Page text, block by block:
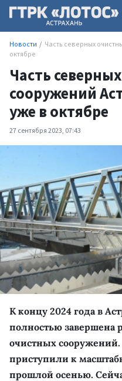
Новости
Часть северных
октябре
Часть
сооружений
уже в октябре
27 сентября 2023, 07:43
К концу 2024 года в
полностью завершена
очистных
приступили к
прошлой осенью.